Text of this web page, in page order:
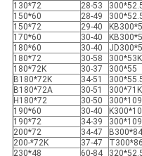
130*72
28-53
150*60
28-49
150*72
29-40
170*60
30-40
180*60
30-40
180*72
30-58 300*53K
180*72K
30-37 300*55
B180*72K
34-51
B180*72A
30-51 300*71K
H180*72
30-50
190*60
30-40
190*72
34-39
200*72
34-47 B300*84
200-*72K
37-47
230*48
60-84